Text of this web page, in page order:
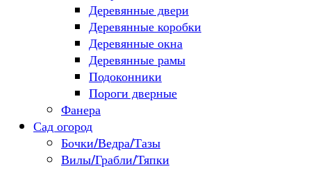
Деревянные двери
Деревянные коробки
Деревянные окна
Деревянные рамы
Подоконники
Пороги дверные
Фанера
Сад огород
Бочки/Ведра/Тазы
Вилы/Грабли/Тяпки